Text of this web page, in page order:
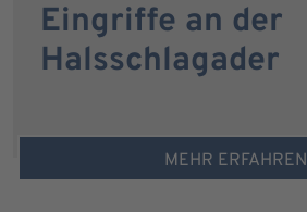
Eingriffe an der
Halsschlagader
MEHR ERFAHREN